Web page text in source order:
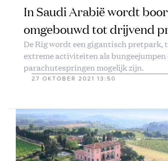
In Saudi Arabië wordt
omgebouwd tot drijvend
De Rig wordt een gigantisch pretpark,
extreme activiteiten als bungeejumpen
parachutespringen mogelijk zijn.
27 OKTOBER 2021 13:50